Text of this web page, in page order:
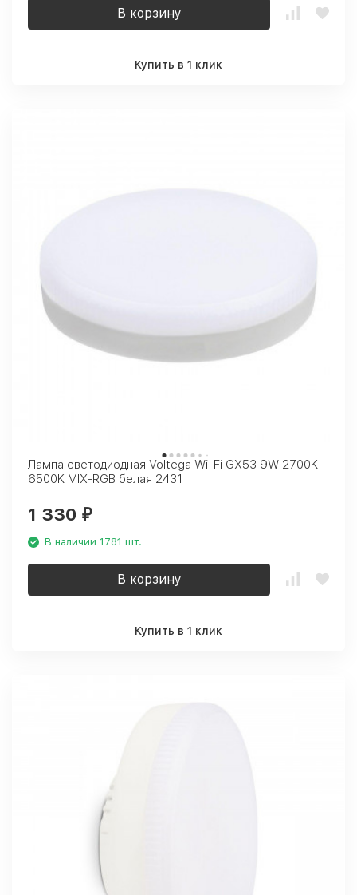
В корзину
Купить в 1 клик
Лампа светодиодная Voltega Wi-Fi GX53 9W 2700K-
6500K MIX-RGB белая 2431
1 330 ₽
В наличии 1781 шт.
В корзину
Купить в 1 клик